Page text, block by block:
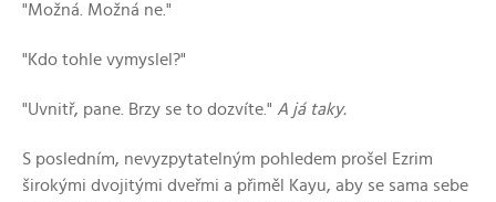
"Možná. Možná ne."
"Kdo tohle vymyslel?"
"Uvnitř, pane. Brzy se to dozvíte." A já taky.
S posledním, nevyzpytatelným pohledem prošel Ezrim
širokými dvojitými dveřmi a přiměl Kayu, aby se sama sebe